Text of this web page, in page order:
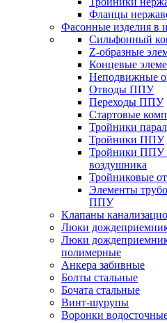
Фланцы
Фасонные изделия в
Cильфонный
Z-образные
Концевые
Неподвижные
Отводы ППУ
Переходы ППУ
Стартовые
Тройники
Тройники ППУ
Тройники ППУ
воздушника
Тройниковые
Элементы
ППУ
Клапаны
Люки
Люки
полимерные
Анкера забивные
Болты стальные
Бочата стальные
Винт-шурупы
Воронки